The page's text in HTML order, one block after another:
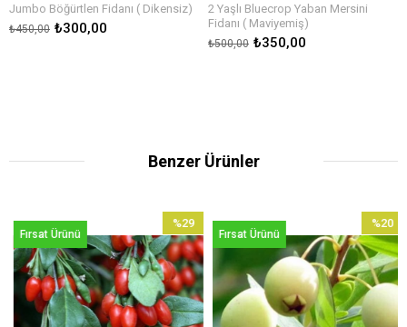
Jumbo Böğürtlen Fidanı ( Dikensiz)
₺300,00
₺450,00
2 Yaşlı Bluecrop Yaban Mersini
Fidanı ( Maviyemiş)
Form: Yüksek Çalı tipi - dipten çok
₺350,00
₺500,00
Benzer Ürünler
%29
İndirim
%29İndirim
Fırsat Ürünü
%20
İndirim
Fırsat Ürünü